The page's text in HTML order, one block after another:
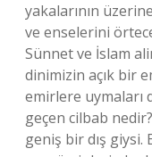
yakalarının
ve enselerini
Sünnet ve İslam
dinimizin açık bir
emirlere
geçen cilbab
geniş bir dış giysi.